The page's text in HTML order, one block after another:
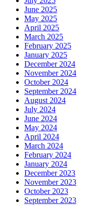
June 2025
May 2025
April 2025
March 2025
February 2025
January 2025
December 2024
November 2024
October 2024
September 2024
August 2024
July 2024
June 2024
May 2024
April 2024
March 2024
February 2024
January 2024
December 2023
November 2023
October 2023
September 2023